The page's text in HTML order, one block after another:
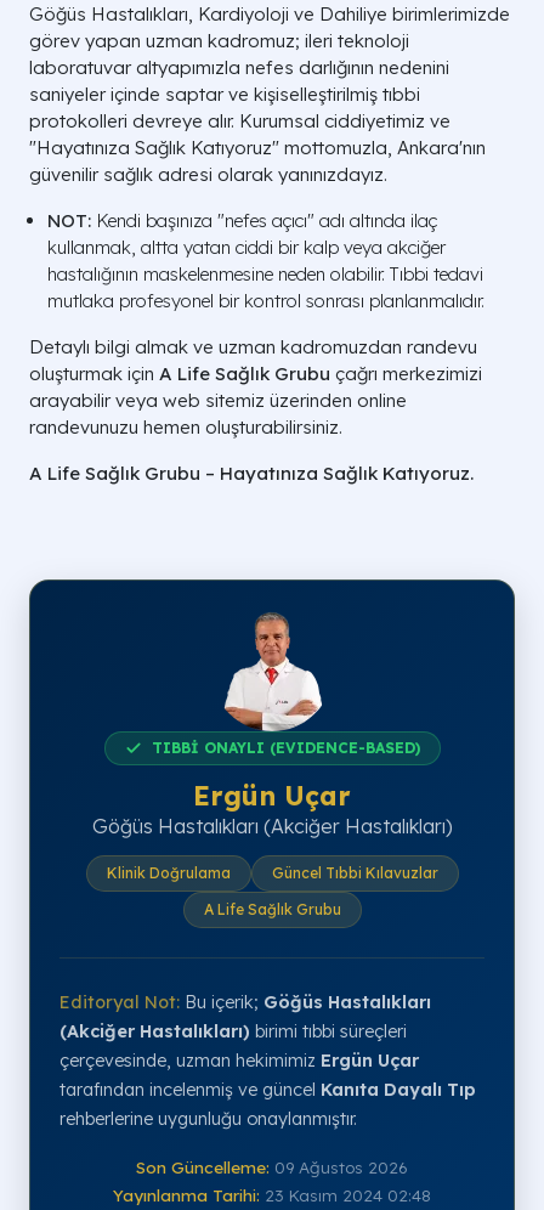
Göğüs Hastalıkları, Kardiyoloji ve Dahiliye birimlerimizde
görev yapan uzman kadromuz; ileri teknoloji
laboratuvar altyapımızla nefes darlığının nedenini
saniyeler içinde saptar ve kişiselleştirilmiş tıbbi
protokolleri devreye alır. Kurumsal ciddiyetimiz ve
"Hayatınıza Sağlık Katıyoruz" mottomuzla, Ankara'nın
güvenilir sağlık adresi olarak yanınızdayız.
NOT: Kendi başınıza "nefes açıcı" adı altında ilaç
kullanmak, altta yatan ciddi bir kalp veya akciğer
hastalığının maskelenmesine neden olabilir. Tıbbi tedavi
mutlaka profesyonel bir kontrol sonrası planlanmalıdır.
Detaylı bilgi almak ve uzman kadromuzdan randevu
oluşturmak için A Life Sağlık Grubu çağrı merkezimizi
arayabilir veya web sitemiz üzerinden online
randevunuzu hemen oluşturabilirsiniz.
A Life Sağlık Grubu – Hayatınıza Sağlık Katıyoruz.
TIBBİ ONAYLI (EVIDENCE-BASED)
Ergün Uçar
Göğüs Hastalıkları (Akciğer Hastalıkları)
Klinik Doğrulama
Güncel Tıbbi Kılavuzlar
A Life Sağlık Grubu
Editoryal Not: Bu içerik; Göğüs Hastalıkları
(Akciğer Hastalıkları) birimi tıbbi süreçleri
çerçevesinde, uzman hekimimiz Ergün Uçar
tarafından incelenmiş ve güncel Kanıta Dayalı Tıp
rehberlerine uygunluğu onaylanmıştır.
Son Güncelleme: 09 Ağustos 2026
Yayınlanma Tarihi: 23 Kasım 2024 02:48